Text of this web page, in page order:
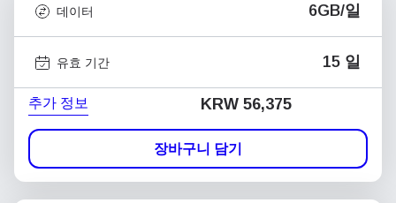
데이터 6GB/일
유효 기간 15 일
추가 정보 KRW 56,375
장바구니 담기